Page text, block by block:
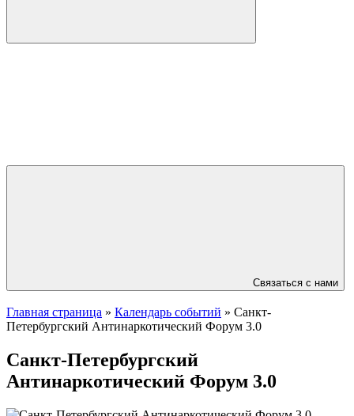
Связаться с нами
Главная страница » Календарь событий » Санкт-
Петербургский Антинаркотический Форум 3.0
Санкт-Петербургский
Антинаркотический Форум 3.0